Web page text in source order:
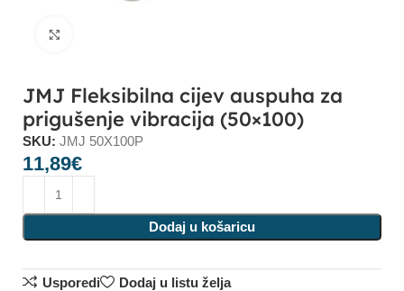
JMJ Fleksibilna cijev auspuha za
prigušenje vibracija (50×100)
SKU:JMJ 50X100P
11,89€
Dodaj u košaricu
Usporedi
Dodaj u listu želja